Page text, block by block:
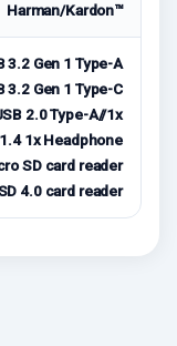
Harman/Kardon™
3.2 Gen 1 Type-A
3.2 Gen 1 Type-C
2.0 Type-A//1x
1x Headphone
SD card reader
4.0 card reader